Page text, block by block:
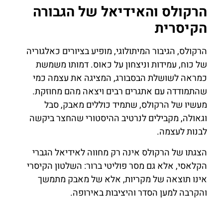
הרקולס והאידיאל של הגבורה
הקיסרית
הרקולס, הגיבור המיתולוגי, מופיע בציורים כאלגוריה
של כוח, עמידות וניצחון על כאוס. דמותו משמשת
כמראה לשושלת הבסבורג, המציגה את עצמה כמי
שהתמודדה עם אתגרים רבים ויצאה מהם מחוזקת.
מעשיו של הרקולס, שתמיד כוללים מאבק, סבל
וגאולה, מקבילים לנרטיב ההיסטורי שהחצר ביקשה
לבנות לעצמה.
הצגתו של הרקולס אינה רק מחווה לאידיאל הגברי
הקלאסי, אלא גם מסר פוליטי ברור: השלטון הקיסרי
אינו תוצאה של מקריות, אלא של מאבק מתמשך
והקרבה למען הסדר והיציבות באירופה.